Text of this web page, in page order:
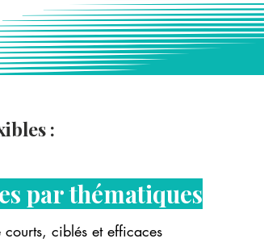
:
par thématiques
ciblés et efficaces